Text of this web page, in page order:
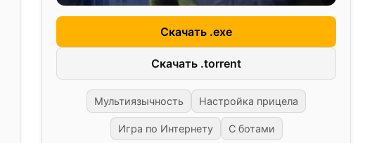
Скачать .exe
Скачать .torrent
Мультиязычность Настройка прицела
Игра по Интернету С ботами